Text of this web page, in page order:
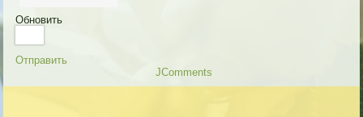
Обновить
Отправить
JComments